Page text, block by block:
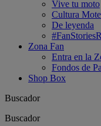
Vive tu moto
Cultura
De leyenda
Zona Fan
Entra en la
Fondos de
Shop Box
Buscador
Buscador